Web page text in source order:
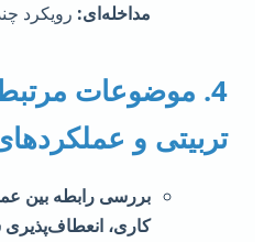
مداخله‌ای:رویکرد
4. موضوعات مرتبط
و عملکردهای
بررسی رابطه بین
کاری، انعطاف‌پذیری